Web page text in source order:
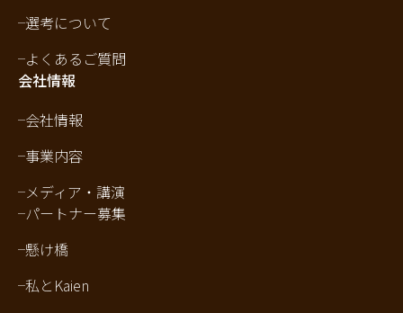
選考について
よくあるご質問
会社情報
会社情報
事業内容
メディア・講演
パートナー募集
懸け橋
私とKaien